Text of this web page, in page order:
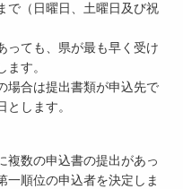
（日曜日、土曜日及び祝
ても、県が最も早く受け
す。
合は提出書類が申込先で
します。
数の申込書の提出があっ
一順位の申込者を決定しま